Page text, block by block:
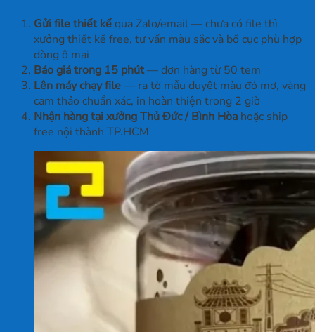
Gửi file thiết kếqua Zalo/email — chưa có file thì
xưởng thiết kế free, tư vấn màu sắc và bố cục phù hợp
dòng ô mai
Báo giá trong 15 phút— đơn hàng từ 50 tem
Lên máy chạy file— ra tờ mẫu duyệt màu đỏ mơ, vàng
cam thảo chuẩn xác, in hoàn thiện trong 2 giờ
Nhận hàng tại xưởng Thủ Đức / Bình Hòa hoặc ship
free nội thành TP.HCM